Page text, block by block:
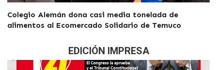
Colegio Alemán dona casi media tonelada de
alimentos al Ecomercado Solidario de Temuco
EDICIÓN IMPRESA